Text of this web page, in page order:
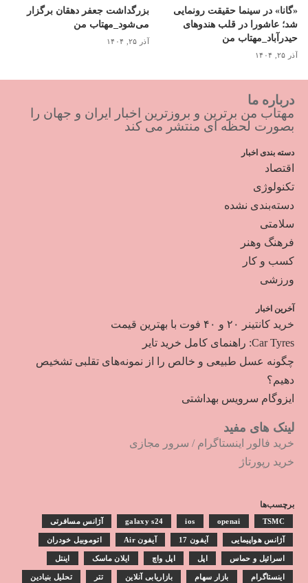
«گانا» در سینما حقیقت رونمایی
شد؛ عاشورا در قلب هندوهای
حیدرآباد_مهتاب من
آذر ۲۵, ۱۴۰۴
بزرگداشت جعفر دهقان برگزار
می‌شود_مهتاب من
آذر ۲۵, ۱۴۰۴
درباره ما
مهتاب من برترین و بروزترین اخبار ایران و جهان را
بصورت لحظه ای منتشر می کند
دسته بندی اخبار
اقتصاد
تکنولوژی
دسته‌بندی نشده
سلامتی
فرهنگ وهنر
کسب و کار
ورزشی
آخرین اخبار
خرید کانتینر ۲۰ و ۴۰ فوت با بهترین قیمت
Car Tyres: راهنمای کامل خرید تایر
چگونه عسل طبیعی و خالص را از نمونه‌های تقلبی تشخیص
دهیم؟
ایزوگام سرویس بهداشتی
لینک های مفید
خرید فالور اینستاگرام / سرور مجازی
خرید رپورتاژ
برچسب‌ها
galaxy s24 ios openai TSMC آژانس مسافرتی
آژانس هواپیمایی آیفون 17 آیفون Air اتوموبیل خودران
اسرائیل و حماس اپل اپل واچ ایلان ماسک اینتل
اینستاگرام بازار سهام بازاریابی آنلاین تتر تحلیل بنیادین